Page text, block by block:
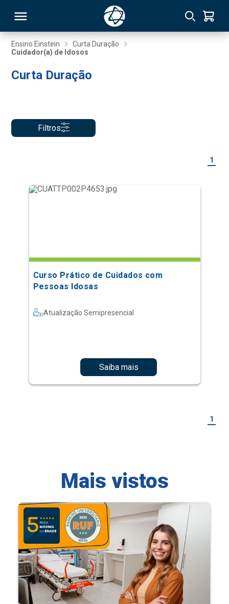
Ensino Einstein
Curta Duração
Cuidador(a) de Idosos
Curta Duração
Filtros
1
Curso Prático de Cuidados com
Pessoas Idosas
Atualização Semipresencial
Saiba mais
1
Mais vistos